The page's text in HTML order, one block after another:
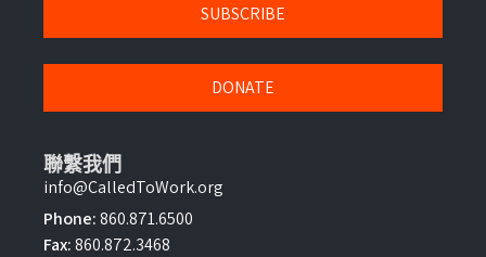
SUBSCRIBE
DONATE
聯繫我們
info@CalledToWork.org
Phone:860.871.6500
Fax:860.872.3468